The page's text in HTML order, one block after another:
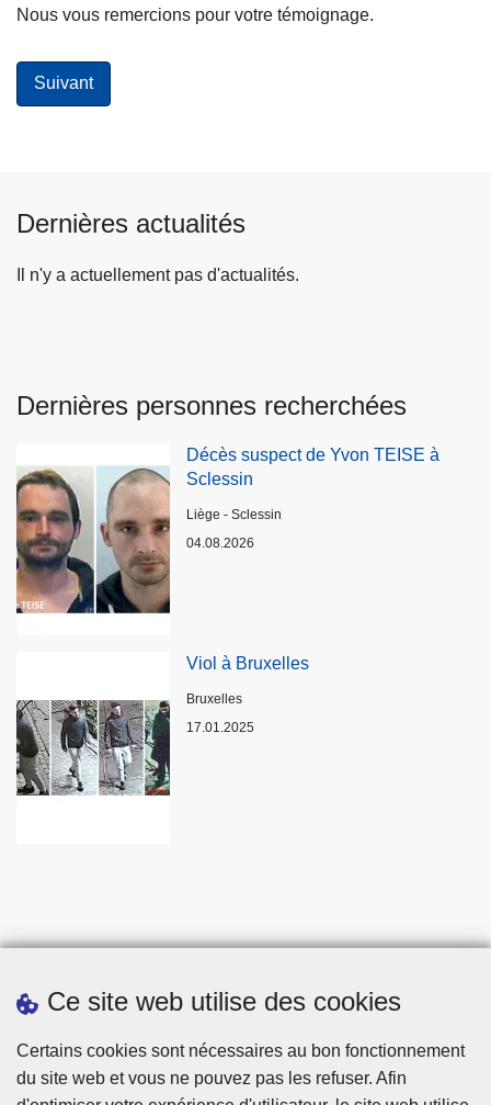
Ce site web utilise des cookies
Certains cookies sont nécessaires au bon fonctionnement
du site web et vous ne pouvez pas les refuser. Afin
Nous vous remercions pour votre témoignage.
Dernières actualités
Il n'y a actuellement pas d'actualités.
Dernières personnes recherchées
Décès suspect de Yvon TEISE à
Sclessin
Lieux
Liège - Sclessin
04.08.2026
Viol à Bruxelles
Lieux
Bruxelles
17.01.2025
Statistiques